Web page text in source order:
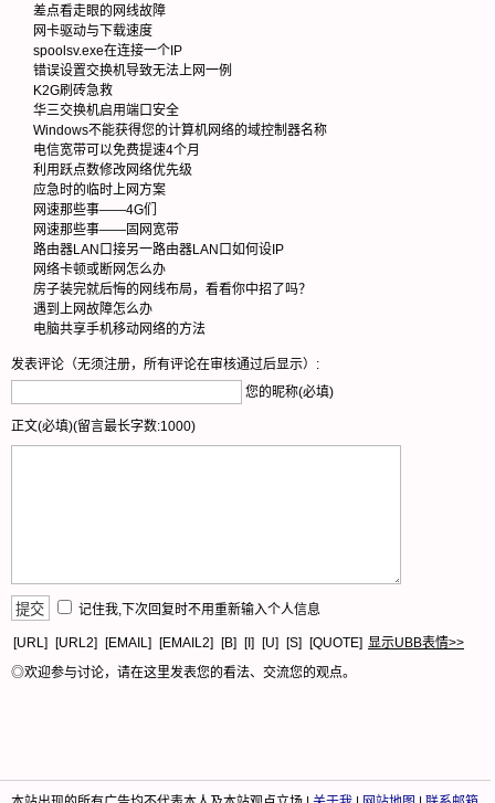
差点看走眼的网线故障
网卡驱动与下载速度
spoolsv.exe在连接一个IP
错误设置交换机导致无法上网一例
K2G刷砖急救
华三交换机启用端口安全
Windows不能获得您的计算机网络的域控制器名称
电信宽带可以免费提速4个月
利用跃点数修改网络优先级
应急时的临时上网方案
网速那些事——4G们
网速那些事——固网宽带
路由器LAN口接另一路由器LAN口如何设IP
网络卡顿或断网怎么办
房子装完就后悔的网线布局，看看你中招了吗？
遇到上网故障怎么办
电脑共享手机移动网络的方法
发表评论（无须注册，所有评论在审核通过后显示）:
您的昵称(必填)
正文(必填)(留言最长字数:1000)
记住我,下次回复时不用重新输入个人信息
[URL] [URL2] [EMAIL] [EMAIL2] [B] [I] [U] [S] [QUOTE] 显示UBB表情>>
◎欢迎参与讨论，请在这里发表您的看法、交流您的观点。